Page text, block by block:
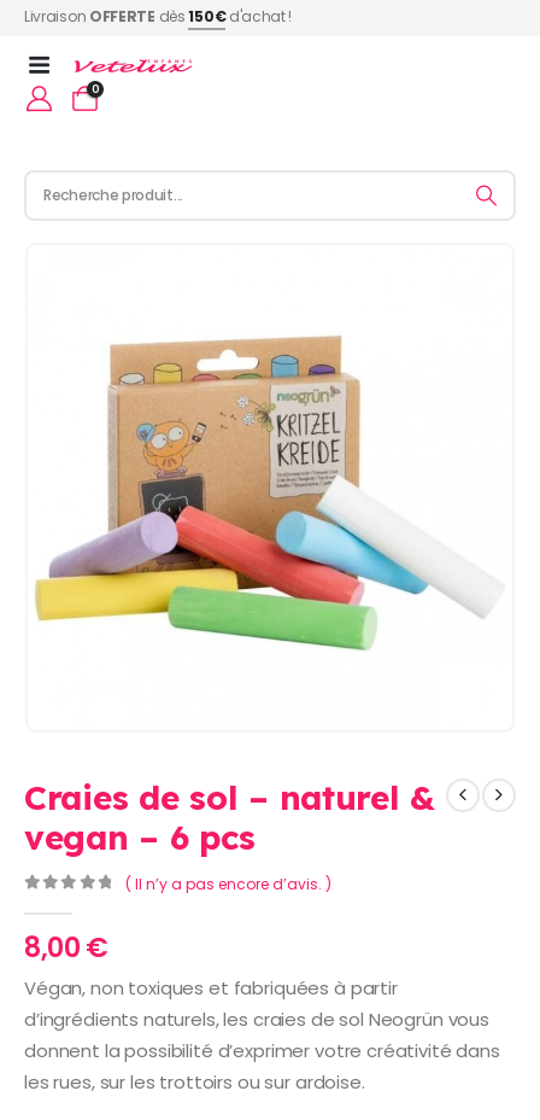
Livraison OFFERTE dès150€d'achat !
0
Craies de sol – naturel &
vegan – 6 pcs
( Il n’y a pas encore d’avis. )
8,00€
Végan, non toxiques et fabriquées à partir
d’ingrédients naturels, les craies de sol Neogrün vous
donnent la possibilité d’exprimer votre créativité dans
les rues, sur les trottoirs ou sur ardoise.